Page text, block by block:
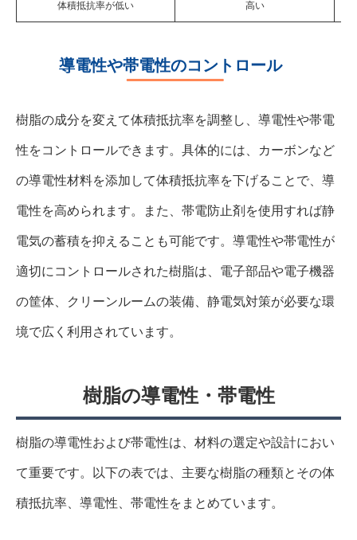
体積抵抗率が低い 高い
導電性や帯電性のコントロール
樹脂の成分を変えて体積抵抗率を調整し、導電性や帯電
性をコントロールできます。具体的には、カーボンなど
の導電性材料を添加して体積抵抗率を下げることで、導
電性を高められます。また、帯電防止剤を使用すれば静
電気の蓄積を抑えることも可能です。導電性や帯電性が
適切にコントロールされた樹脂は、電子部品や電子機器
の筐体、クリーンルームの装備、静電気対策が必要な環
境で広く利用されています。
樹脂の導電性・帯電性
樹脂の導電性および帯電性は、材料の選定や設計におい
て重要です。以下の表では、主要な樹脂の種類とその体
積抵抗率、導電性、帯電性をまとめています。